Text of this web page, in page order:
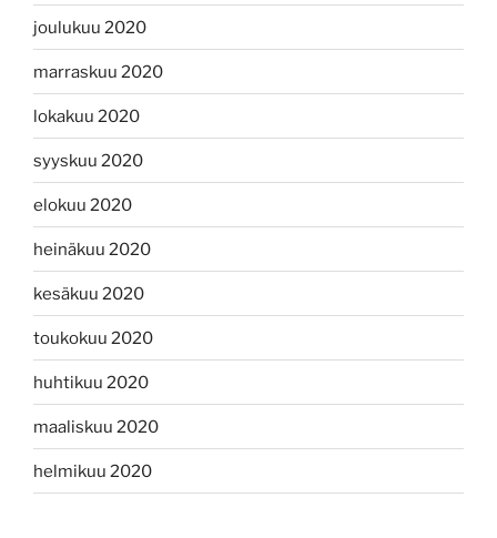
joulukuu 2020
marraskuu 2020
lokakuu 2020
syyskuu 2020
elokuu 2020
heinäkuu 2020
kesäkuu 2020
toukokuu 2020
huhtikuu 2020
maaliskuu 2020
helmikuu 2020